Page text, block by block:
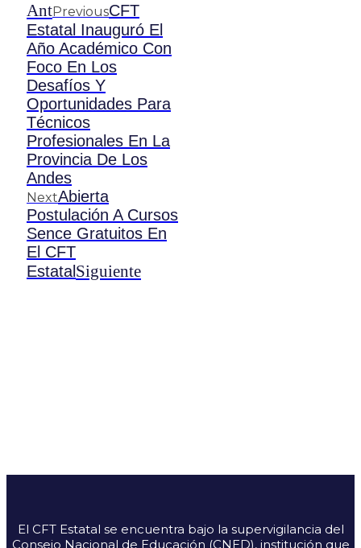
AntPreviousCFT
Estatal Inauguró El
Año Académico Con
Foco En Los
Desafíos Y
Oportunidades Para
Técnicos
Profesionales En La
Provincia De Los
Andes
NextAbierta
Postulación A Cursos
Sence Gratuitos En
El CFT
Estatal Siguiente
El CFT Estatal se encuentra bajo la supervigilancia del
Consejo Nacional de Educación (CNED), institución que